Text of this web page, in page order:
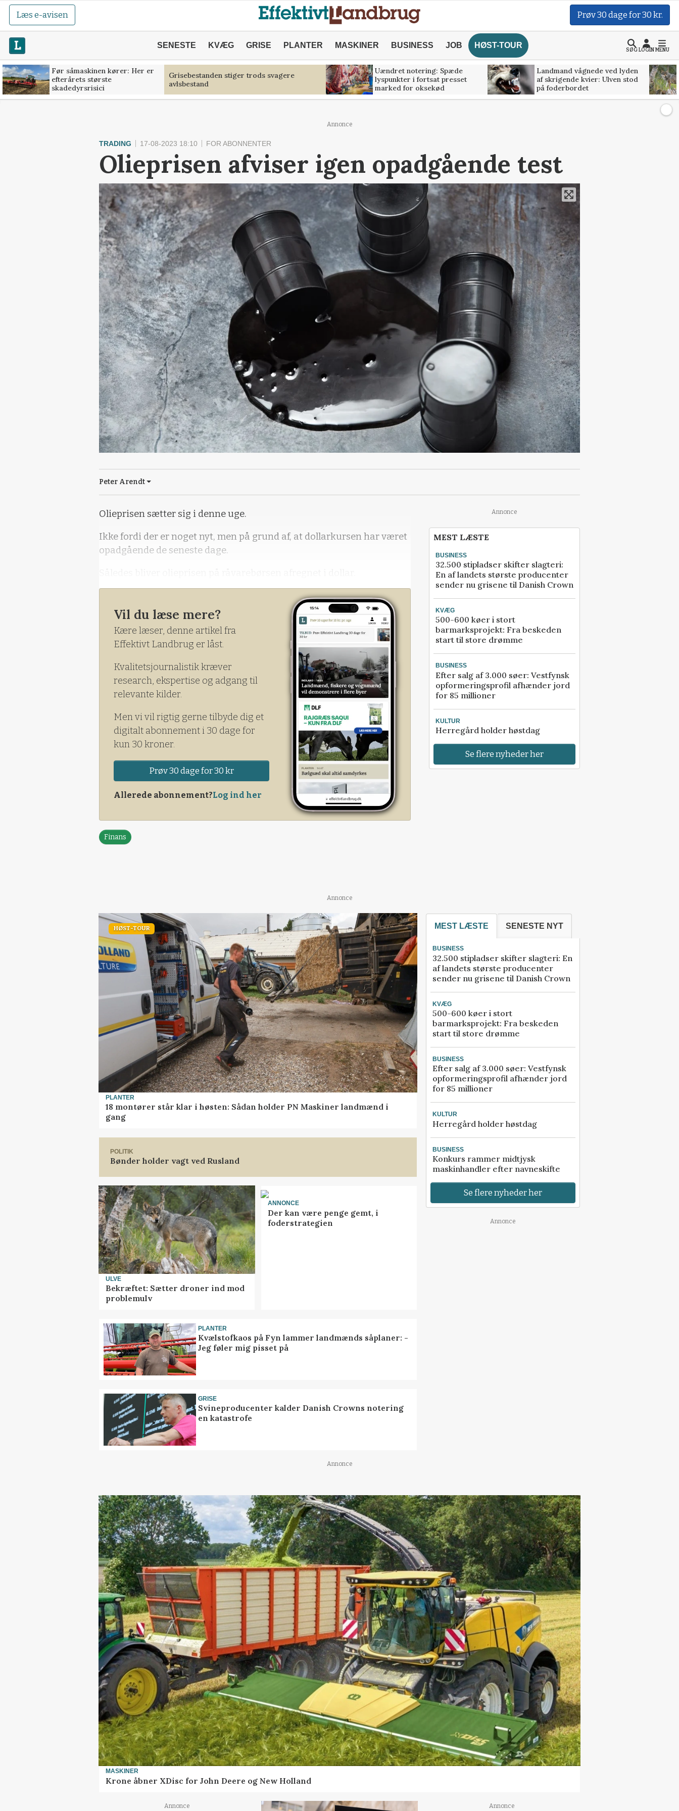
Læs e-avisen Prøv 30 dage for 30 kr.
SENESTE KVÆG GRISE PLANTER MASKINER BUSINESS JOB HØST-TOUR
SØGLOGINMENU
Før såmaskinen kører: Her er
efterårets største
skadedyrsrisici
Grisebestanden stiger trods svagere
avlsbestand
Uændret notering: Spæde
lyspunkter i fortsat presset
marked for oksekød
Landmand vågnede ved lyden
af skrigende kvier: Ulven stod
på foderbordet
Annonce
TRADING 17-08-2023 18:10 FOR ABONNENTER
Olieprisen afviser igen opadgående test
Peter Arendt
Olieprisen sætter sig i denne uge.
Ikke fordi der er noget nyt, men på grund af, at dollarkursen har været
opadgående de seneste dage.
Det vil sige, at en stigende dollar gør, at olieprisen falder i stort set
samme takt, som dollarkursen går op i forhold til blandt andet euro.
Vil du læse mere?
Kære læser, denne artikel fra
Effektivt Landbrug er låst.
Kvalitetsjournalistik kræver
research, ekspertise og adgang til
relevante kilder.
Men vi vil rigtig gerne tilbyde dig et
digitalt abonnement i 30 dage for
kun 30 kroner.
Prøv 30 dage for 30 kr
Allerede abonnement?Log ind her
Finans
Annonce
MEST LÆSTE
BUSINESS
32.500 stipladser skifter slagteri:
En af landets største producenter
sender nu grisene til Danish Crown
KVÆG
500-600 køer i stort
barmarksprojekt: Fra beskeden
start til store drømme
BUSINESS
Efter salg af 3.000 søer: Vestfynsk
opformeringsprofil afhænder jord
for 85 millioner
KULTUR
Herregård holder høstdag
Se flere nyheder her
Annonce
HØST-TOUR
PLANTER
18 montører står klar i høsten: Sådan holder PN Maskiner landmænd i
gang
POLITIK
Bønder holder vagt ved Rusland
ULVE
Bekræftet: Sætter droner ind mod
problemulv
ANNONCE
Der kan være penge gemt, i
foderstrategien
PLANTER
Kvælstofkaos på Fyn lammer landmænds såplaner: -
Jeg føler mig pisset på
GRISE
Svineproducenter kalder Danish Crowns notering
en katastrofe
MEST LÆSTE SENESTE NYT
BUSINESS
32.500 stipladser skifter slagteri: En
af landets største producenter
sender nu grisene til Danish Crown
KVÆG
500-600 køer i stort
barmarksprojekt: Fra beskeden
start til store drømme
BUSINESS
Efter salg af 3.000 søer: Vestfynsk
opformeringsprofil afhænder jord
for 85 millioner
KULTUR
Herregård holder høstdag
BUSINESS
Konkurs rammer midtjysk
maskinhandler efter navneskifte
Se flere nyheder her
Annonce
Annonce
MASKINER
Krone åbner XDisc for John Deere og New Holland
Annonce Annonce